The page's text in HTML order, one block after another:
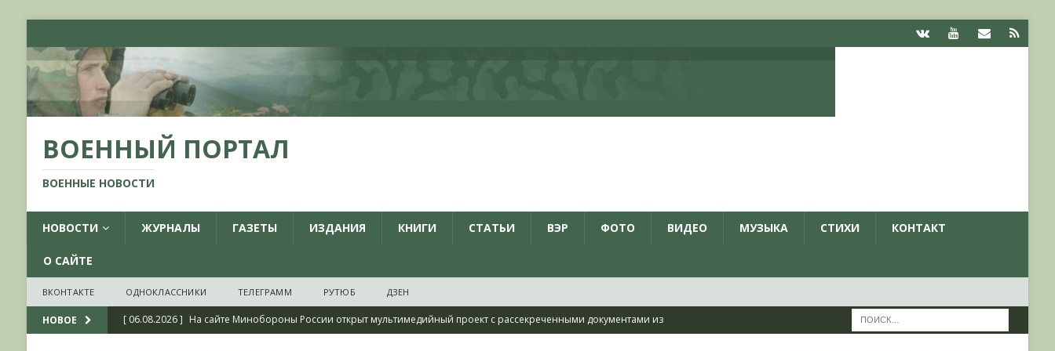
ВОЕННЫЙ ПОРТАЛ
ВОЕННЫЕ НОВОСТИ
НОВОСТИ ЖУРНАЛЫ ГАЗЕТЫ ИЗДАНИЯ КНИГИ СТАТЬИ ВЭР ФОТО ВИДЕО МУЗЫКА СТИХИ КОНТАКТ
О САЙТЕ
ВКОНТАКТЕ ОДНОКЛАССНИКИ ТЕЛЕГРАММ РУТЮБ ДЗЕН
НОВОЕ [ 06.08.2026 ] На сайте Минобороны России открыт мультимедийный проект с рассекреченными документами из